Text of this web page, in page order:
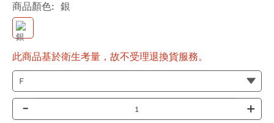
商品顏色: 銀
此商品基於衛生考量，故不受理退換貨服務。
- +